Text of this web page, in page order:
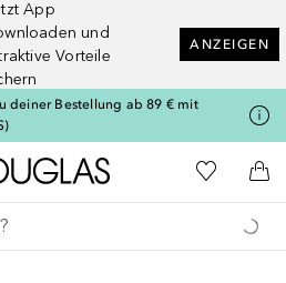
App
und
Vorteile
ANZEIGEN
deiner Bestellung ab 89 € mit
Zur Douglas Startseite
Zu Meiner